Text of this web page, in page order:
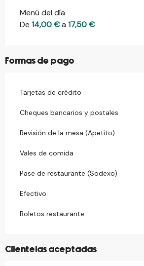
Tarifas 2026
Menú del día
De 14,00 €a 17,50 €
Formas de pago
Tarjetas de crédito
Cheques bancarios y postales
Revisión de la mesa (Apetito)
Vales de comida
Pase de restaurante (Sodexo)
Efectivo
Boletos restaurante
Clientelas aceptadas